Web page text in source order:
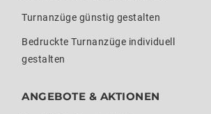
Turnanzüge günstig gestalten
Bedruckte Turnanzüge individuell
gestalten
ANGEBOTE & AKTIONEN